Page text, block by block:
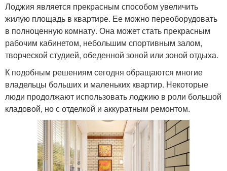
Лоджия является прекрасным способом увеличить
жилую площадь в квартире. Ее можно переоборудовать
в полноценную комнату. Она может стать прекрасным
рабочим кабинетом, небольшим спортивным залом,
творческой студией, обеденной зоной или зоной отдыха.
К подобным решениям сегодня обращаются многие
владельцы больших и маленьких квартир. Некоторые
люди продолжают использовать лоджию в роли большой
кладовой, но с отделкой и аккуратным ремонтом.